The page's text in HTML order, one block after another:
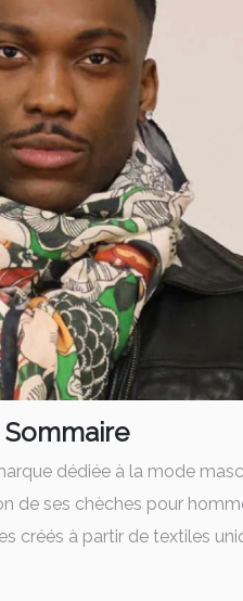
Sommaire
dédiée à la mode
de ses chèches pour
créés à partir de textiles